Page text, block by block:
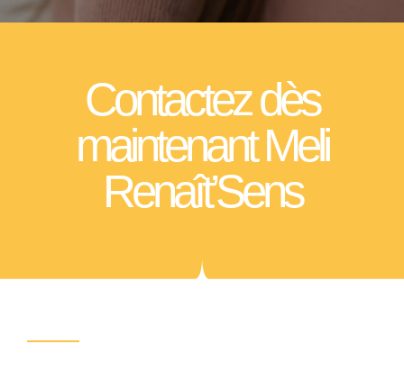
Contactez dès
maintenant Meli
Renaît’Sens